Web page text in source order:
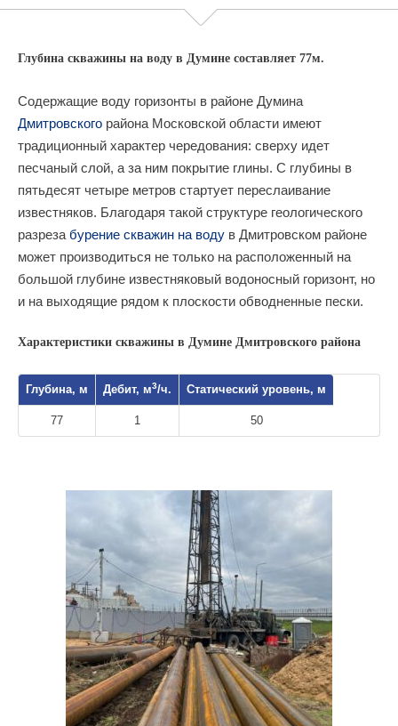
Глубина скважины на воду в Думине составляет 77м.
Содержащие воду горизонты в районе Думина
Дмитровского района Московской области имеют
традиционный характер чередования: сверху идет
песчаный слой, а за ним покрытие глины. С глубины в
пятьдесят четыре метров стартует переслаивание
известняков. Благодаря такой структуре геологического
разреза бурение скважин на воду в Дмитровском районе
может производиться не только на расположенный на
большой глубине известняковый водоносный горизонт, но
и на выходящие рядом к плоскости обводненные пески.
Характеристики скважины в Думине Дмитровского района
Глубина, м Дебит, м3/ч. Статический уровень, м
77 1 50